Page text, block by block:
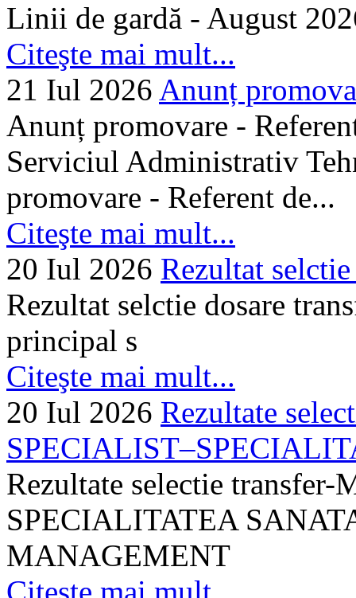
Linii de gardă - August
Citeşte mai mult...
21 Iul 2026 Anunț
Anunț promovare -
Serviciul Administrativ
promovare - Referent de...
Citeşte mai mult...
20 Iul 2026 Rezultat
Rezultat selctie dosare
principal s
Citeşte mai mult...
20 Iul 2026 Rezultate
Rezultate selectie
SPECIALITATEA
MANAGEMENT